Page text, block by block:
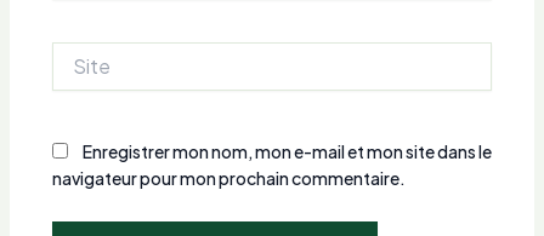
Enregistrer mon nom, mon e-mail et mon site dans le
navigateur pour mon prochain commentaire.